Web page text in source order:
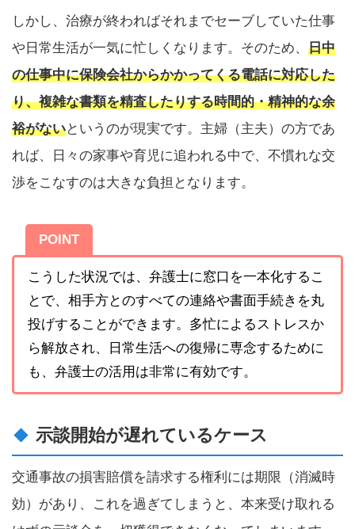
しかし、治療が終わればそれまでセーブしていた仕事
や日常生活が一気に忙しくなります。そのため、 日中
の仕事中に保険会社からかかってくる電話に対応した
り、複雑な書類を精査したりする時間的・精神的な余
裕がないというのが現実です。主婦（主夫）の方であ
れば、日々の家事や育児に追われる中で、不慣れな交
渉をこなすのは大きな負担となります。
POINT
こうした状況では、弁護士に窓口を一本化するこ
とで、相手方とのすべての連絡や書面手続きを丸
投げすることができます。多忙によるストレスか
ら解放され、日常生活への復帰に専念するために
も、弁護士の活用は非常に有効です。
示談開始が遅れているケース
交通事故の損害賠償を請求する権利には期限（消滅時
効）があり、これを過ぎてしまうと、本来受け取れる